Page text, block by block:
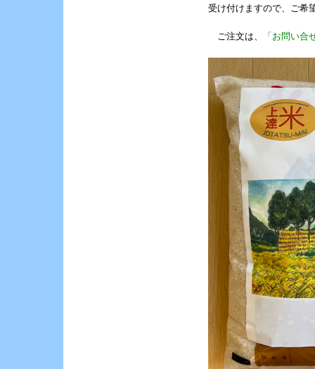
受け付けますので、ご希
ご注文は、 「お問い合